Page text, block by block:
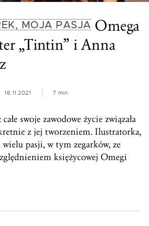
MOJA PASJAOmega
„Tintin” i Anna
16.11.2021 7 min.
swoje zawodowe życie związała
z jej tworzeniem. Ilustratorka,
pasji, w tym zegarków, ze
księżycowej Omegi